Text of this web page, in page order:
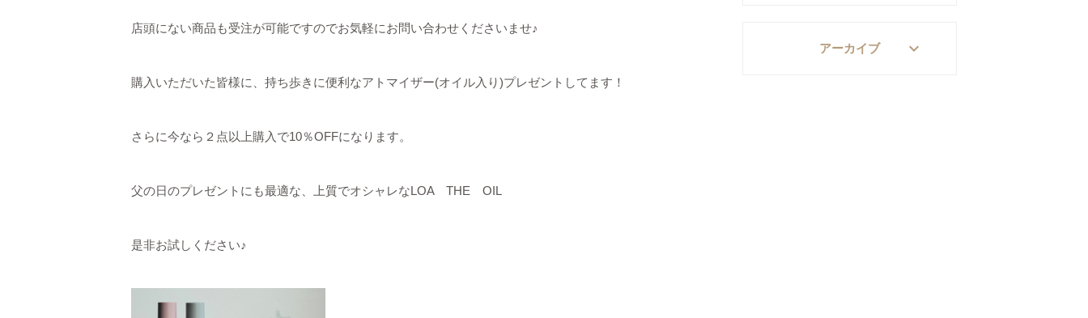
店頭にない商品も受注が可能ですのでお気軽にお問い合わせくださいませ♪
購入いただいた皆様に、持ち歩きに便利なアトマイザー(オイル入り)プレゼントしてます！
さらに今なら２点以上購入で10％OFFになります。
父の日のプレゼントにも最適な、上質でオシャレなLOA THE OIL
是非お試しください♪
アーカイブ keyboard_arrow_down